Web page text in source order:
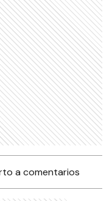
a comentarios